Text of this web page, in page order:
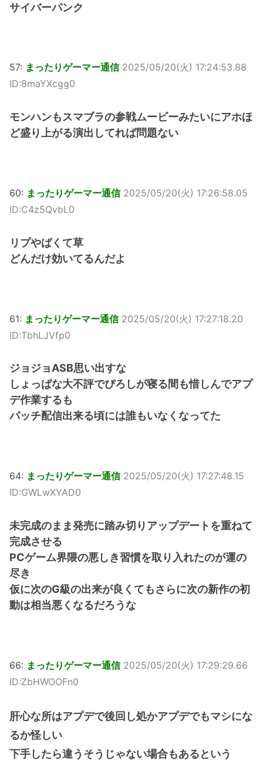
サイバーパンク
57: まったりゲーマー通信 2025/05/20(火) 17:24:53.88
ID:8maYXcgg0
モンハンもスマブラの参戦ムービーみたいにアホほ
ど盛り上がる演出してれば問題ない
60: まったりゲーマー通信 2025/05/20(火) 17:26:58.05
ID:C4z5QvbL0
リプやばくて草
どんだけ効いてるんだよ
61: まったりゲーマー通信 2025/05/20(火) 17:27:18.20
ID:TbhLJVfp0
ジョジョASB思い出すな
しょっぱな大不評でぴろしが寝る間も惜しんでアプ
デ作業するも
パッチ配信出来る頃には誰もいなくなってた
64: まったりゲーマー通信 2025/05/20(火) 17:27:48.15
ID:GWLwXYAD0
未完成のまま発売に踏み切りアップデートを重ねて
完成させる
PCゲーム界隈の悪しき習慣を取り入れたのが運の
尽き
仮に次のG級の出来が良くてもさらに次の新作の初
動は相当悪くなるだろうな
66: まったりゲーマー通信 2025/05/20(火) 17:29:29.66
ID:ZbHWOOFn0
肝心な所はアプデで後回し処かアプデでもマシにな
るか怪しい
下手したら違うそうじゃない場合もあるという